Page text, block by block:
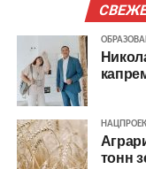
НАЦПРОЕКТ
тонн